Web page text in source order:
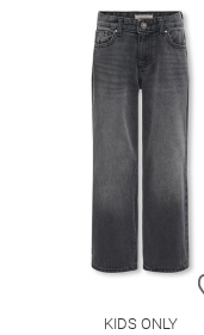
KIDS ONLY